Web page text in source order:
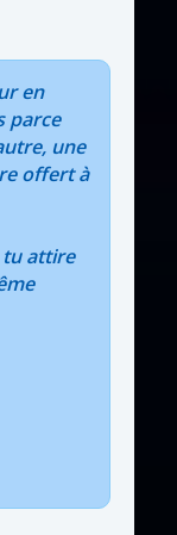
en
parce
une
offert à
attire